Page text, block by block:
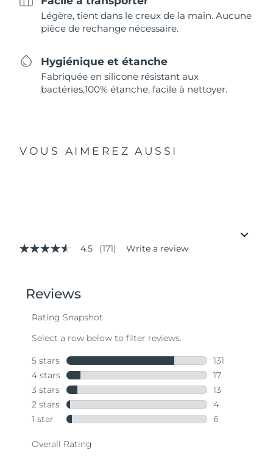
Légère, tient dans le creux de la main. Aucune
pièce de rechange nécessaire.
Hygiénique et étanche
Fabriquée en silicone résistant aux
bactéries,100% étanche, facile à nettoyer.
VOUS AIMEREZ AUSSI
4.5
stars,
average
value.
171
Same
page
link.
4.5 (171) Write a review